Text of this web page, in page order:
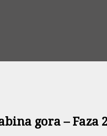
gora – Faza